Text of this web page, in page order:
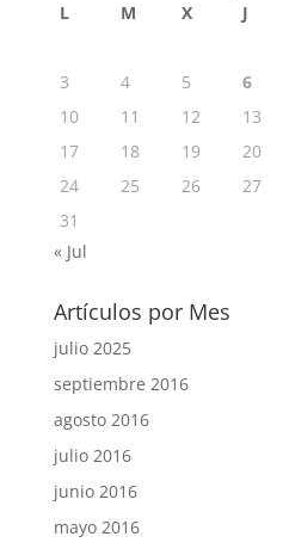
L M X J
3
4 5 6
10
11 12 13
17
18 19 20
24
25 26 27
31
« Jul
Artículos por Mes
julio 2025
septiembre 2016
agosto 2016
julio 2016
junio 2016
mayo 2016